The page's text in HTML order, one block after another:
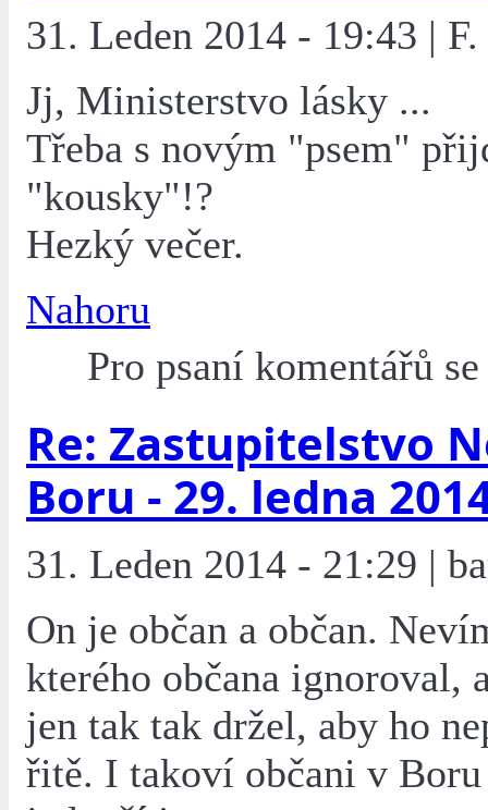
31. Leden 2014 - 19:43 |
Jj, Ministerstvo lásky ...
Třeba s novým "psem"
"kousky"!?
Hezký večer.
Nahoru
Pro psaní komentářů
Re: Zastupitelstvo
Boru - 29. ledna
31. Leden 2014 - 21:29 |
On je občan a občan.
kterého občana ignoroval,
jen tak tak držel, aby ho
řitě. I takoví občani v